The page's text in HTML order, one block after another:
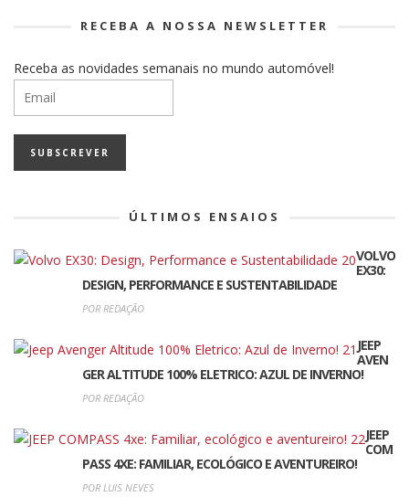
RECEBA A NOSSA NEWSLETTER
Receba as novidades semanais no mundo automóvel!
ÚLTIMOS ENSAIOS
VOLVO
EX30:
DESIGN, PERFORMANCE E SUSTENTABILIDADE
POR REDAÇÃO
JEEP
AVEN
GER ALTITUDE 100% ELETRICO: AZUL DE INVERNO!
POR REDAÇÃO
JEEP
COM
PASS 4XE: FAMILIAR, ECOLÓGICO E AVENTUREIRO!
POR LUIS NEVES